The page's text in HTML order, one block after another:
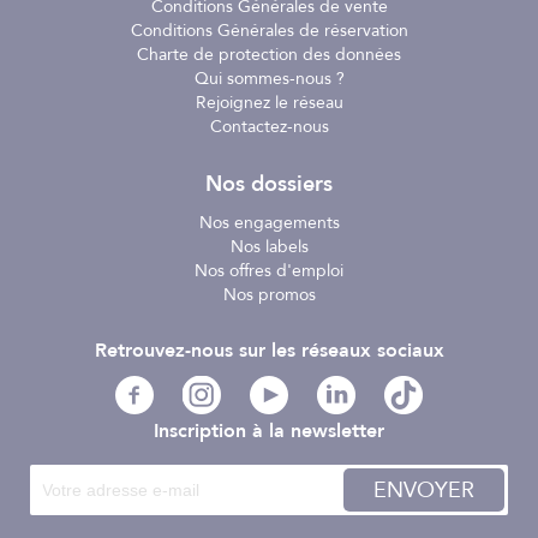
cancérigènes, affecter la fertilité ou l’embryon ou encore
provoquer des lésions aux organes
Conditions Générales de vente
Conditions Générales de réservation
Charte de protection des données
Qui sommes-nous ?
Rejoignez le réseau
Contactez-nous
Nos dossiers
Nos engagements
Nos labels
Nos offres d'emploi
Nos promos
Inscription à la newsletter
ENVOYER
Retrouvez-nous sur les réseaux sociaux